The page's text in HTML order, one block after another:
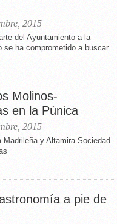
2015
del Ayuntamiento a la
se ha comprometido a buscar
Molinos-
en la Púnica
2015
Madrileña y Altamira Sociedad
a pie de